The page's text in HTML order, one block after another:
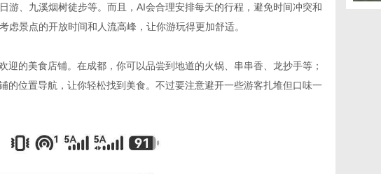
游、九溪烟树徒步等。而且，AI会合理安排每天的行程，避免时间冲突和
景点的开放时间和人流高峰，让你游玩得更加舒适。
迎的美食店铺。在成都，你可以品尝到地道的火锅、串串香、龙抄手等；
的位置导航，让你轻松找到美食。不过要注意避开一些游客扎堆但口味一